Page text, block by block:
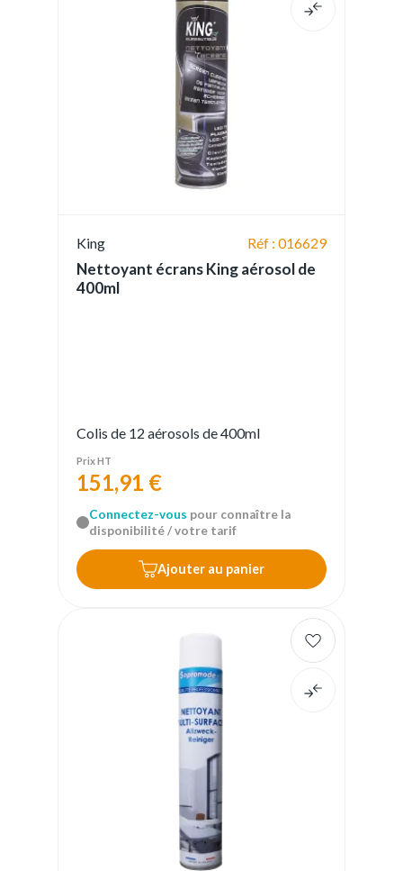
King Réf : 016629
Nettoyant écrans King aérosol de
400ml
Colis de 12 aérosols de 400ml
Prix HT
151,91 €
Connectez-vous pour connaître la
disponibilité / votre tarif
Ajouter au panier